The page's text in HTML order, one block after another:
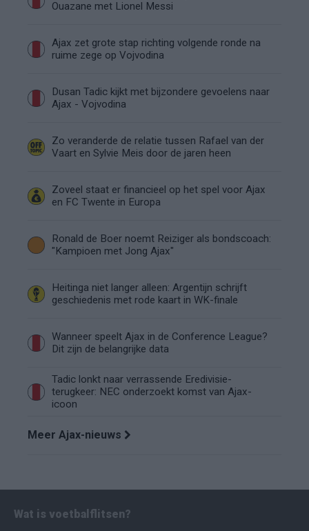
Ouazane met Lionel Messi
Ajax zet grote stap richting volgende ronde na
ruime zege op Vojvodina
Dusan Tadic kijkt met bijzondere gevoelens naar
Ajax - Vojvodina
Zo veranderde de relatie tussen Rafael van der
Vaart en Sylvie Meis door de jaren heen
Zoveel staat er financieel op het spel voor Ajax
en FC Twente in Europa
Ronald de Boer noemt Reiziger als bondscoach:
"Kampioen met Jong Ajax"
Heitinga niet langer alleen: Argentijn schrijft
geschiedenis met rode kaart in WK-finale
Wanneer speelt Ajax in de Conference League?
Dit zijn de belangrijke data
Tadic lonkt naar verrassende Eredivisie-
terugkeer: NEC onderzoekt komst van Ajax-
icoon
Meer Ajax-nieuws
Wat is voetbalflitsen?